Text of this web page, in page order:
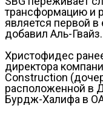
трансформацию и
является первой в
добавил Аль-Гвайз.
Христофидес
директора
Construction
расположенной в
Бурдж-Халифа в